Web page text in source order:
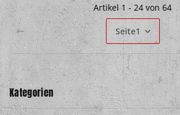
Artikel 1 - 24 von 64
Seite1
Kategorien